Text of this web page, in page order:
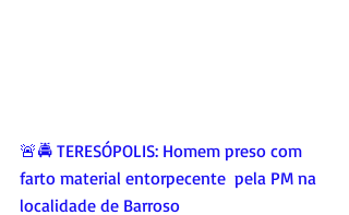
🚨🚔 TERESÓPOLIS: Homem preso com
farto material entorpecente  pela PM na
localidade de Barroso